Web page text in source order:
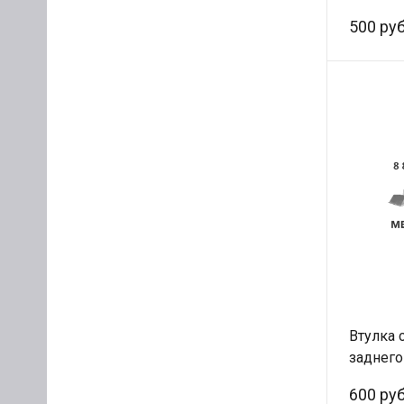
QINYAN
500
Втулка
600